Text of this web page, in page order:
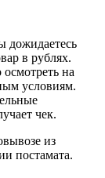
дожидаетесь
в рублях.
на
условиям.
чек.
из
постамата.